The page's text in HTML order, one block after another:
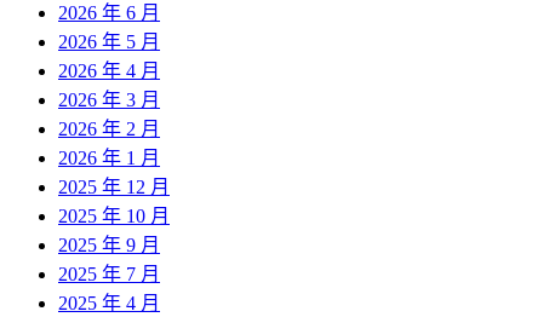
2026 年 6 月
2026 年 5 月
2026 年 4 月
2026 年 3 月
2026 年 2 月
2026 年 1 月
2025 年 12 月
2025 年 10 月
2025 年 9 月
2025 年 7 月
2025 年 4 月